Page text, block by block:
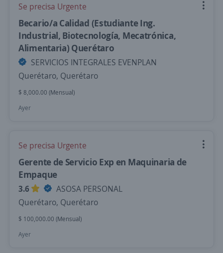
Se precisa Urgente
Becario/a Calidad (Estudiante Ing.
Industrial, Biotecnología, Mecatrónica,
Alimentaria) Querétaro
SERVICIOS INTEGRALES EVENPLAN
Querétaro, Querétaro
$ 8,000.00 (Mensual)
Ayer
Se precisa Urgente
Gerente de Servicio Exp en Maquinaria de
Empaque
3.6
ASOSA PERSONAL
Querétaro, Querétaro
$ 100,000.00 (Mensual)
Ayer